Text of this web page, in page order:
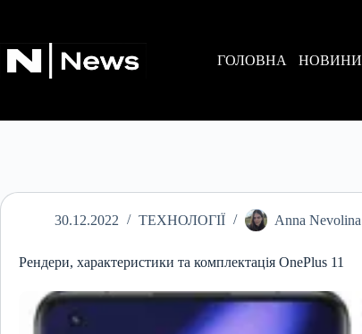
ГОЛОВНА
НОВИНИ
30.12.2022 ТЕХНОЛОГІЇ Anna Nevolina
Рендери, характеристики та комплектація OnePlus 11